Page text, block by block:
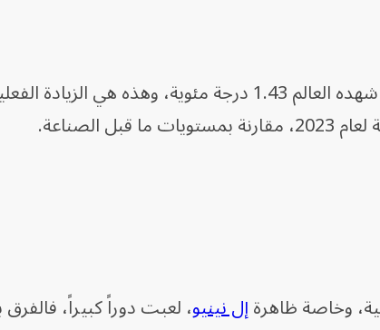
وفي العام نفسه، بلغ إجمالي الاحترار الذي شهده العالم 1.43 درجة مئوية، وهذه هي الزيادة
وخاصة ظاهرةإل نينيو، لعبت دوراً كبيراً،